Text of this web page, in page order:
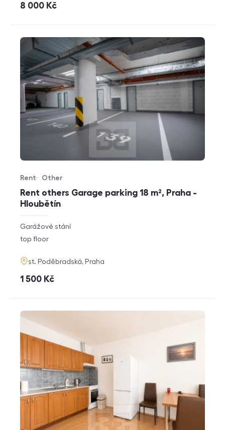
cena
8 000 Kč
Rent others Garage parking 18 m², Praha -
Hloubětín
Offer type
Rent
Property type
Other
rozměry
disposition
Garážové stání
funkce
top floor
adresa
st. Poděbradská, Praha
cena
1 500 Kč